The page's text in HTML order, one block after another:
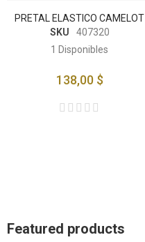
PRETAL ELASTICO CAMELOT
SKU
407320
1 Disponibles
138,00 $
Featured products